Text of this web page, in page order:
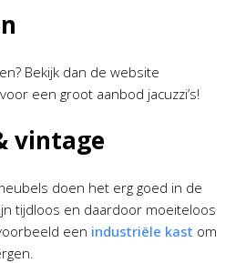
Bekijk dan de website
voor een groot aanbod jacuzzi’s!
vintage
doen het erg goed in de
tijdloos en daardoor moeiteloos
een industriële kast om